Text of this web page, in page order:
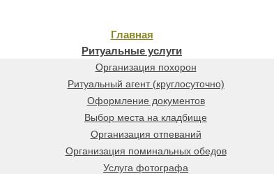
Главная
Ритуальные услуги
Организация похорон
Ритуальный агент (круглосуточно)
Оформление документов
Выбор места на кладбище
Организация отпеваний
Организация поминальных обедов
Услуга фотографа